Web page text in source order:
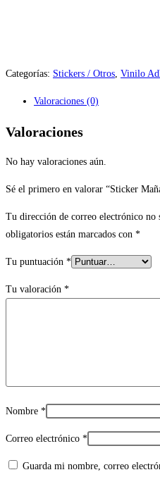
Categorías: Stickers / Otros, Vinilo
Valoraciones (0)
Valoraciones
No hay valoraciones aún.
Sé el primero en valorar “Sticker
Tu dirección de correo electrónico no
obligatorios están marcados con *
Tu puntuación *
Tu valoración *
Nombre *
Correo electrónico *
Guarda mi nombre, correo